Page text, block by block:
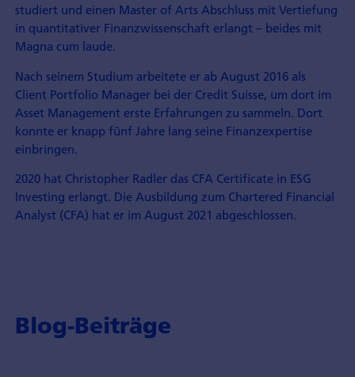
studiert und einen Master of Arts Abschluss mit Vertiefung
in quantitativer Finanzwissenschaft erlangt – beides mit
Magna cum laude.
Nach seinem Studium arbeitete er ab August 2016 als
Client Portfolio Manager bei der Credit Suisse, um dort im
Asset Management erste Erfahrungen zu sammeln. Dort
konnte er knapp fünf Jahre lang seine Finanzexpertise
einbringen.
2020 hat Christopher Radler das CFA Certificate in ESG
Investing erlangt. Die Ausbildung zum Chartered Financial
Analyst (CFA) hat er im August 2021 abgeschlossen.
Blog-Beiträge